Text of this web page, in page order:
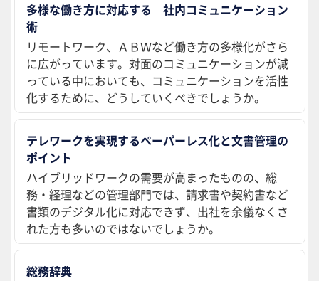
多様な働き方に対応する 社内コミュニケーション
術
リモートワーク、ＡＢＷなど働き方の多様化がさら
に広がっています。対面のコミュニケーションが減
っている中においても、コミュニケーションを活性
化するために、どうしていくべきでしょうか。
テレワークを実現するペーパーレス化と文書管理の
ポイント
ハイブリッドワークの需要が高まったものの、総
務・経理などの管理部門では、請求書や契約書など
書類のデジタル化に対応できず、出社を余儀なくさ
れた方も多いのではないでしょうか。
総務辞典